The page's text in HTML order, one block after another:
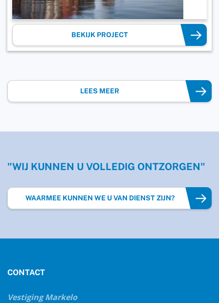
BEKIJK PROJECT
LEES MEER
"WIJ KUNNEN U VOLLEDIG ONTZORGEN"
WAARMEE KUNNEN WE U VAN DIENST ZIJN?
CONTACT
Vestiging Markelo